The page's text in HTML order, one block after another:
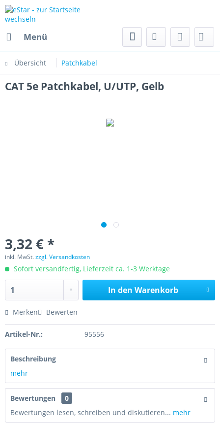
Menü
Übersicht Patchkabel
CAT 5e Patchkabel, U/UTP, Gelb
3,32 € *
inkl. MwSt.zzgl. Versandkosten
Sofort versandfertig, Lieferzeit ca. 1-3 Werktage
In den Warenkorb
Merken Bewerten
Artikel-Nr.: 95556
Beschreibung
mehr
Bewertungen
0
Bewertungen lesen, schreiben und diskutieren... mehr